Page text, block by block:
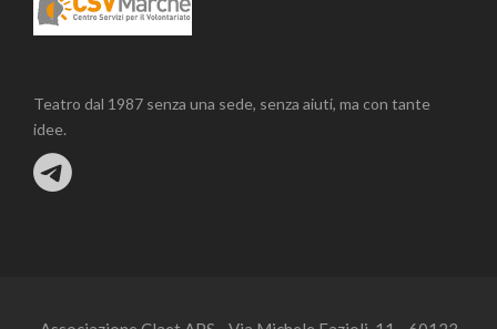
Teatro dal 1987 senza una sede, senza aiuti, ma con tante
idee.